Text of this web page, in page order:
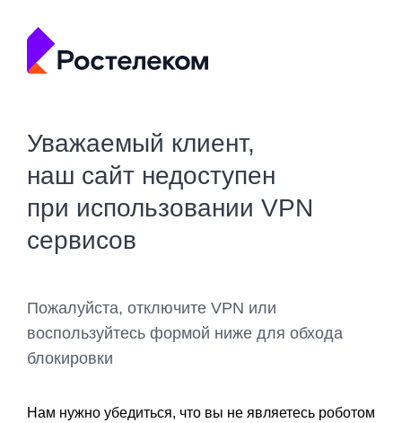
Уважаемый клиент,
наш сайт недоступен
при использовании VPN
сервисов
Пожалуйста, отключите VPN или
воспользуйтесь формой ниже для обхода
блокировки
Нам нужно убедиться, что вы не являетесь роботом